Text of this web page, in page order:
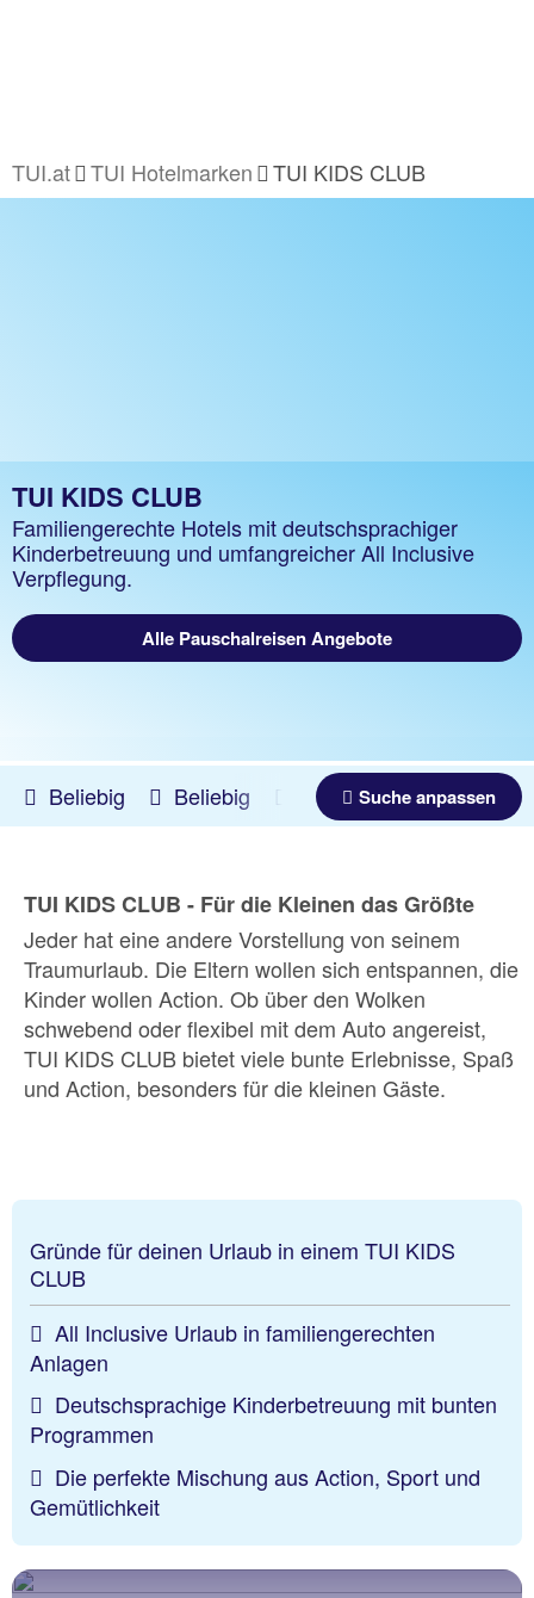
TUI.at TUI Hotelmarken TUI KIDS CLUB
TUI KIDS CLUB
Familiengerechte Hotels mit deutschsprachiger
Kinderbetreuung und umfangreicher All Inclusive
Verpflegung.
Alle Pauschalreisen Angebote
Beliebig Beliebig 10.08.2026 -05.03.2027
Suche anpassen
TUI KIDS CLUB - Für die Kleinen das Größte
Jeder hat eine andere Vorstellung von seinem
Traumurlaub. Die Eltern wollen sich entspannen, die
Kinder wollen Action. Ob über den Wolken
schwebend oder flexibel mit dem Auto angereist,
TUI KIDS CLUB bietet viele bunte Erlebnisse, Spaß
und Action, besonders für die kleinen Gäste.
Gründe für deinen Urlaub in einem TUI KIDS
CLUB
All Inclusive Urlaub in familiengerechten
Anlagen
Deutschsprachige Kinderbetreuung mit bunten
Programmen
Die perfekte Mischung aus Action, Sport und
Gemütlichkeit